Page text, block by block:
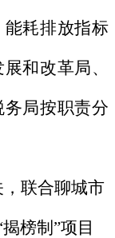
耗排放指标
和改革局、
局按职责分
联合聊城市
榜制”项目